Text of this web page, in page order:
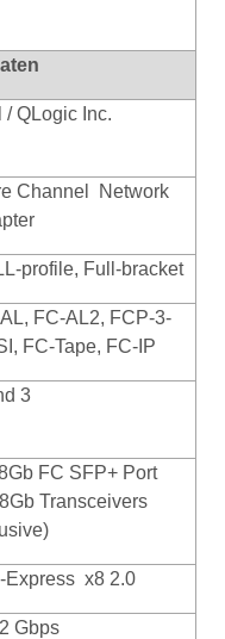
/ QLogic Inc.
Channel
Network
profile, Full-bracket
FC-AL2, FCP-3-
FC-Tape, FC-IP
3
FC SFP+ Port
Transceivers
Express x8 2.0
Gbps